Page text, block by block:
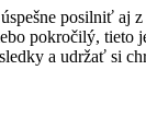
posilniť
pokročilý,
a udržať si